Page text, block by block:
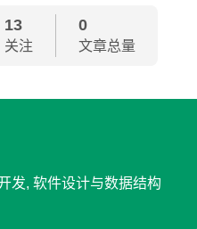
13
关注
0
文章总量
发, 软件设计与数据结构